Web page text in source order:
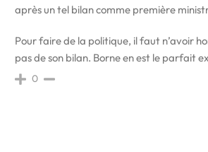
après un tel bilan comme première
Pour faire de la politique, il faut n’avoir
pas de son bilan. Borne en est le parfait
0